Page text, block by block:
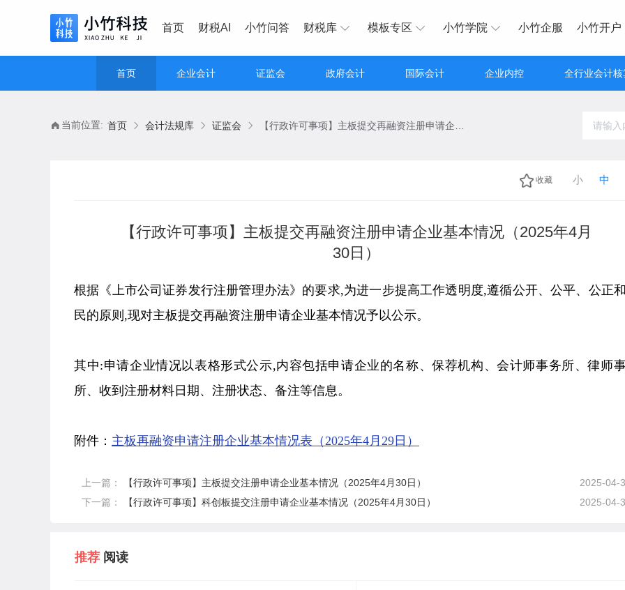
首页 财税AI 小竹问答 财税库 模板专区 小竹学院 小竹企服 小竹开户
首页 企业会计 证监会 政府会计 国际会计 企业内控 全行业会计核
当前位置: 首页 会计法规库 证监会
收藏 小 中
【行政许可事项】主板提交再融资注册申请企业基本情况（2025年4月
30日）
根据《上市公司证券发行注册管理办法》的要求,为进一步提高工作透明度,遵循公开、公平、公正
民的原则,现对主板提交再融资注册申请企业基本情况予以公示。
其中:申请企业情况以表格形式公示,内容包括申请企业的名称、保荐机构、会计师事务所、律师
所、收到注册材料日期、注册状态、备注等信息。
附件： 主板再融资申请注册企业基本情况表（2025年4月29日）
上一篇： 【行政许可事项】主板提交注册申请企业基本情况（2025年4月30日）
2025-04-
下一篇：
【行政许可事项】科创板提交注册申请企业基本情况（2025年4月30日） 2025-04-
推荐 阅读